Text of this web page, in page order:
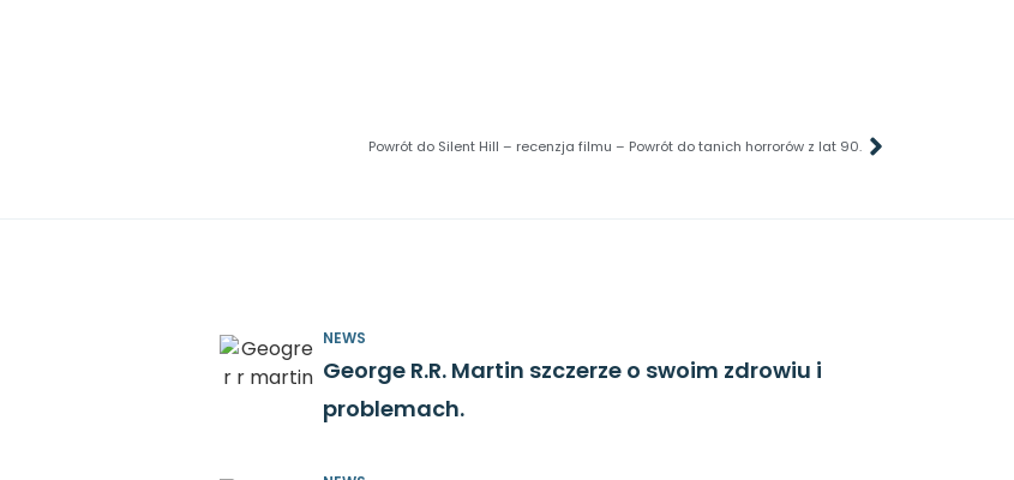
Powrót do Silent Hill – recenzja filmu – Powrót do tanich horrorów z lat 90.
NEWS
George R.R. Martin szczerze o swoim zdrowiu i
problemach.